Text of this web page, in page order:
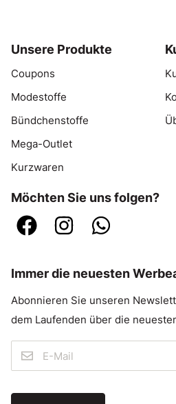
Unsere Produkte
Coupons
Modestoffe
Bündchenstoffe
Mega-Outlet
Kurzwaren
Möchten Sie uns folgen?
Immer die neuesten
Abonnieren Sie unseren
dem Laufenden über die